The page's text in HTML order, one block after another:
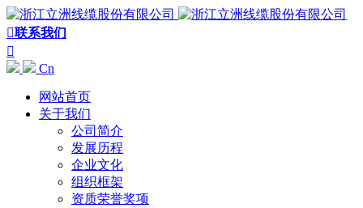
联系我们

Cn
网站首页
关于我们
公司简介
发展历程
企业文化
组织框架
资质荣誉奖项